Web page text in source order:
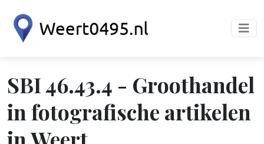
SBI 46.43.4 - Groothandel
in fotografische artikelen